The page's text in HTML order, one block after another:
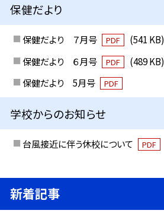
保健だより
保健だより ７月号 PDF
(541 KB)
保健だより ６月号
PDF
(489 KB)
保健だより 5月号
PDF
学校からのお知らせ
台風接近に伴う休校について PDF
新着記事